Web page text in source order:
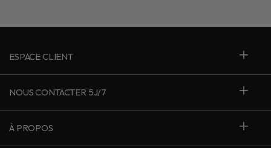
ESPACE CLIENT
NOUS CONTACTER 5J/7
À PROPOS